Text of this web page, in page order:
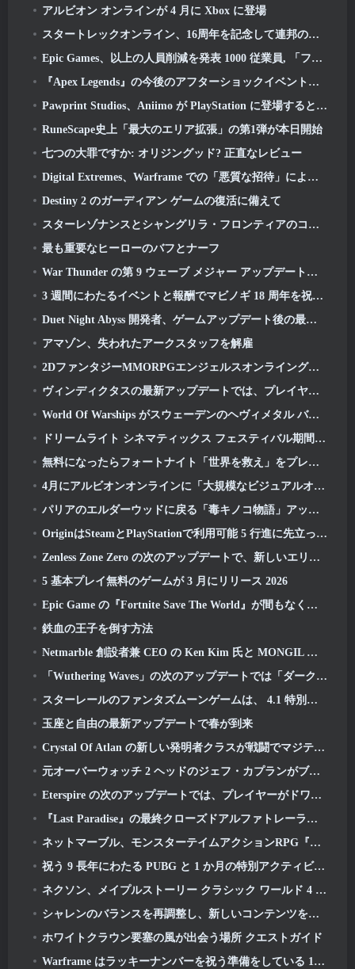
アルビオン オンラインが 4 月に Xbox に登場
スタートレックオンライン、16周年を記念して連邦の起源に関するミニドキュメンタリーを公開
Epic Games、以上の人員削減を発表 1000 従業員, 「フォートナイトのエンゲージメントの低迷」を引用
『Apex Legends』の今後のアフターショックイベントで事態が激化しようとしている
Pawprint Studios、Aniimo が PlayStation に登場すると発表 5 そして Epic Games Store がオープン
RuneScape史上「最大のエリア拡張」の第1弾が本日開始
七つの大罪ですか: オリジングッド? 正直なレビュー
Digital Extremes、Warframe での「悪質な招待」によって引き起こされた苦痛についてプレイヤーに謝罪
Destiny 2 のガーディアン ゲームの復活に備えて
スターレゾナンスとシャングリラ・フロンティアのコラボレーション
最も重要なヒーローのバフとナーフ
War Thunder の第 9 ウェーブ メジャー アップデートでは水のビジュアルが改善され、海戦の見た目が改善されました
3 週間にわたるイベントと報酬でマビノギ 18 周年を祝いましょう
Duet Night Abyss 開発者、ゲームアップデート後の最近のマルウェア事件について公式声明を発表
アマゾン、失われたアークスタッフを解雇
2DファンタジーMMORPGエンジェルスオンライングローバル事前登録開始
ヴィンディクタスの最新アップデートでは、プレイヤーがカリバーンの守護者と対戦する新しいレイドが導入されます
World Of Warships がスウェーデンのヘヴィメタル バンド Sabaton とコラボレーションを開催
ドリームライト シネマティックス フェスティバル期間中にハートピアで映画を鑑賞しよう
無料になったらフォートナイト「世界を救え」をプレイする価値はありますか?
4月にアルビオンオンラインに「大規模なビジュアルオーバーホール」が登場
パリアのエルダーウッドに戻る「毒キノコ物語」アップデート
OriginはSteamとPlayStationで利用可能 5 行進に先立って 23 打ち上げ
Zenless Zone Zero の次のアップデートで、新しいエリドゥのホロウ チャンピオン コンペティションで栄光を競い合いましょう
5 基本プレイ無料のゲームが 3 月にリリース 2026
Epic Game の『Fortnite Save The World』が間もなく無料プレイになる
鉄血の王子を倒す方法
Netmarble 創設者兼 CEO の Ken Kim 氏と MONGIL について語る: スターダイブ
「Wuthering Waves」の次のアップデートでは「ダークサイド」への旅が始まります
スターレールのファンタズムーンゲームは、 4.1 特別プログラム
玉座と自由の最新アップデートで春が到来
Crystal Of Atlan の新しい発明者クラスが戦闘でマジテック メックを指揮する
元オーバーウォッチ 2 ヘッドのジェフ・カプランがブリザードに任せた理由を説明
Eterspire の次のアップデートでは、プレイヤーがドワーフ鉱山に送り込まれます
『Last Paradise』の最終クローズドアルファトレーラーは小さいながらも恐ろしい芸術作品です
ネットマーブル、モンスターテイムアクションRPG『Mongil』の発売日を発表: スターダイブ
祝う 9 長年にわたる PUBG と 1 か月の特別アクティビティ
ネクソン、メイプルストーリー クラシック ワールド 4 月クローズドオンラインテストの申し込みを開始
シャレンのバランスを再調整し、新しいコンテンツを導入する最初のディセンダント 3 月アップデート
ホワイトクラウン要塞の風が出会う場所 クエストガイド
Warframe はラッキーナンバーを祝う準備をしている 13 アニバーサリーイベントあり